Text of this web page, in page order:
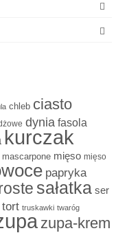
chleb ciasto
dynia fasola
kurczak
mascarpone mięso mięso
papryka
sałatka ser
tort truskawki twaróg
zupa-krem